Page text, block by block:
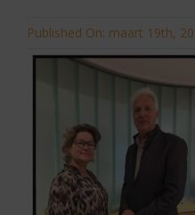
Published On: maart 19th,